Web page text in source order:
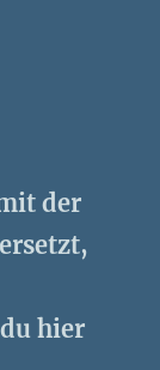
der
hier